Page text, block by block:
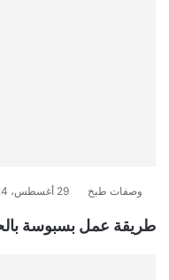
وصفات طبخ 29 أغسطس، 2024
طريقة عمل بسبوسة بالحليب